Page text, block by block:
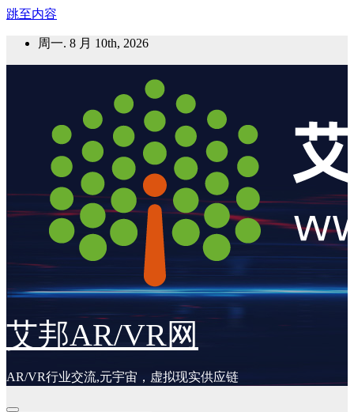
跳至内容
周一. 8 月 10th, 2026
艾邦AR/VR网
AR/VR行业交流,元宇宙，虚拟现实供应链